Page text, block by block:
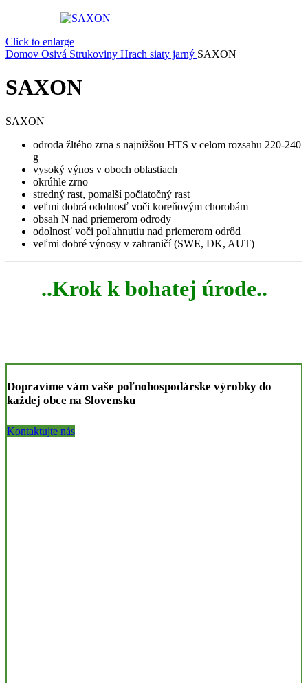
Click to enlarge
Domov Osivá Strukoviny Hrach siaty jarný SAXON
SAXON
SAXON
odroda žltého zrna s najnižšou HTS v celom rozsahu 220-240
g
vysoký výnos v oboch oblastiach
okrúhle zrno
stredný rast, pomalší počiatočný rast
veľmi dobrá odolnosť voči koreňovým chorobám
obsah N nad priemerom odrody
odolnosť voči poľahnutiu nad priemerom odrôd
veľmi dobré výnosy v zahraničí (SWE, DK, AUT)
..Krok k bohatej úrode..
Dopravíme vám vaše poľnohospodárske výrobky do
každej obce na Slovensku
Kontaktujte nás